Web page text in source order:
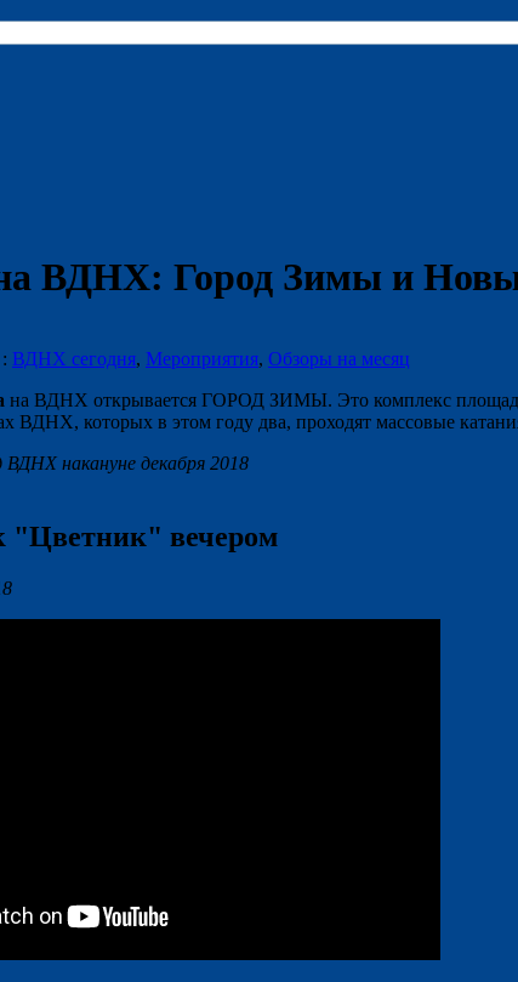
ВДНХ: Город Зимы и
ВДНХ сегодня, Мероприятия, Обзоры на месяц
на ВДНХ открывается ГОРОД ЗИМЫ. Это комплекс
ВДНХ, которых в этом году два, проходят массовые
накануне декабря 2018
"Цветник" вечером